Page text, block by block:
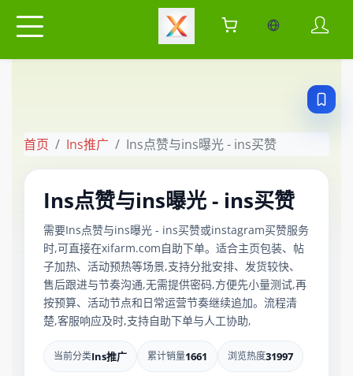
当前语言：中
首页 Ins推广 Ins点赞与ins曝光 - ins买赞
Ins点赞与ins曝光 - ins买赞
需要Ins点赞与ins曝光 - ins买赞或instagram买赞服务
时,可直接在xifarm.com自助下单。适合主页包装、帖
子加热、活动预热等场景,支持分批安排、发货较快、
售后跟进与节奏沟通,无需提供密码,方便先小量测试,再
按预算、活动节点和日常运营节奏继续追加。流程清
楚,客服响应及时,支持自助下单与人工协助,
当前分类Ins推广 累计销量1661 浏览热度31997